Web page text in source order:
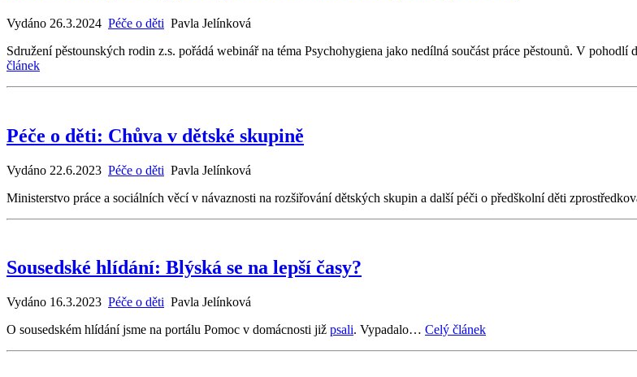
Vydáno 26.3.2024 Péče o děti Pavla Jelínková
Sdružení pěstounských rodin z.s. pořádá webinář na téma Psychohygiena jako nedílná součást práce pěstounů. V
článek
Péče o děti: Chůva v dětské skupině
Vydáno 22.6.2023 Péče o děti Pavla Jelínková
Ministerstvo práce a sociálních věcí v návaznosti na rozšiřování dětských skupin a další péči o předškolní děti
Sousedské hlídání: Blýská se na lepší časy?
Vydáno 16.3.2023 Péče o děti Pavla Jelínková
O sousedském hlídání jsme na portálu Pomoc v domácnosti již psali. Vypadalo… Celý článek